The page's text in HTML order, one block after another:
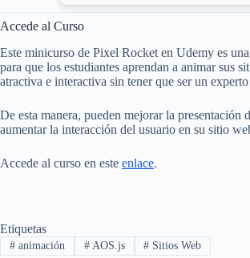
Accede al Curso
Este minicurso de Pixel Rocket en Udemy es
para que los estudiantes aprendan a animar sus
atractiva e interactiva sin tener que ser un
De esta manera, pueden mejorar la presentación
aumentar la interacción del usuario en su sitio
Accede al curso en este enlace.
Etiquetas
#animación #AOS.js # Sitios Web